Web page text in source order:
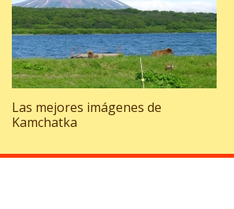
Las mejores imágenes de
Kamchatka